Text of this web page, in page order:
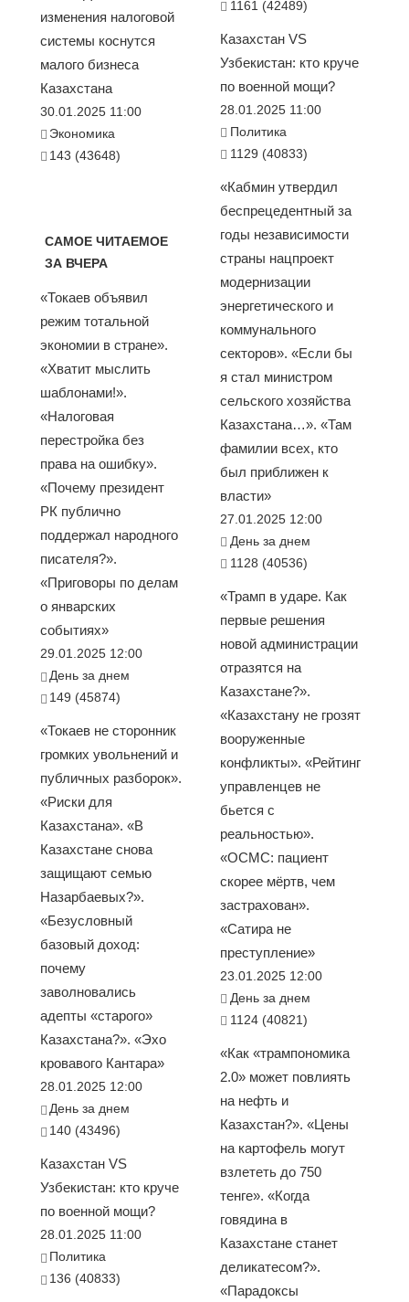
изменения налоговой
системы коснутся
малого бизнеса
Казахстана
30.01.2025 11:00
Экономика
143 (43648)
САМОЕ ЧИТАЕМОЕ
ЗА ВЧЕРА
«Токаев объявил
режим тотальной
экономии в стране».
«Хватит мыслить
шаблонами!».
«Налоговая
перестройка без
права на ошибку».
«Почему президент
РК публично
поддержал народного
писателя?».
«Приговоры по делам
о январских
событиях»
29.01.2025 12:00
День за днем
149 (45874)
«Токаев не сторонник
громких увольнений и
публичных разборок».
«Риски для
Казахстана». «В
Казахстане снова
защищают семью
Назарбаевых?».
«Безусловный
базовый доход:
почему
заволновались
адепты «старого»
Казахстана?». «Эхо
кровавого Кантара»
28.01.2025 12:00
День за днем
140 (43496)
Казахстан VS
Узбекистан: кто круче
по военной мощи?
28.01.2025 11:00
Политика
136 (40833)
1161 (42489)
Казахстан VS
Узбекистан: кто круче
по военной мощи?
28.01.2025 11:00
Политика
1129 (40833)
«Кабмин утвердил
беспрецедентный за
годы независимости
страны нацпроект
модернизации
энергетического и
коммунального
секторов». «Если бы
я стал министром
сельского хозяйства
Казахстана…». «Там
фамилии всех, кто
был приближен к
власти»
27.01.2025 12:00
День за днем
1128 (40536)
«Трамп в ударе. Как
первые решения
новой администрации
отразятся на
Казахстане?».
«Казахстану не грозят
вооруженные
конфликты». «Рейтинг
управленцев не
бьется с
реальностью».
«ОСМС: пациент
скорее мёртв, чем
застрахован».
«Сатира не
преступление»
23.01.2025 12:00
День за днем
1124 (40821)
«Как «трампономика
2.0» может повлиять
на нефть и
Казахстан?». «Цены
на картофель могут
взлететь до 750
тенге». «Когда
говядина в
Казахстане станет
деликатесом?».
«Парадоксы